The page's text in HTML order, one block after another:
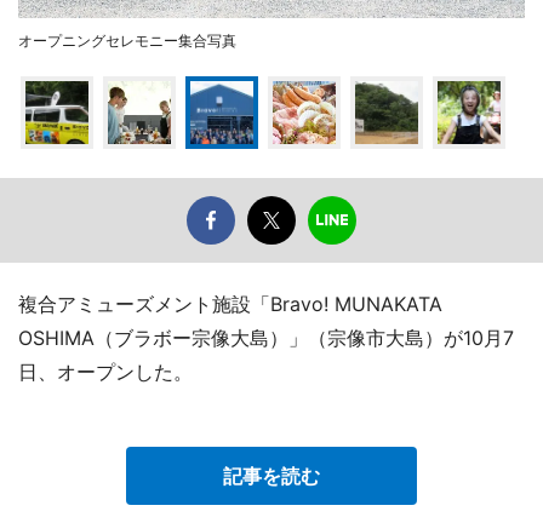
オープニングセレモニー集合写真
複合アミューズメント施設「Bravo! MUNAKATA
OSHIMA（ブラボー宗像大島）」（宗像市大島）が10月7
日、オープンした。
記事を読む